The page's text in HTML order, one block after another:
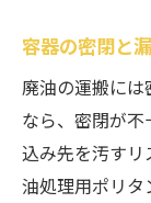
容器の密閉と
廃油の運搬に
なら、密閉が
込み先を汚すリ
油処理用ポリ